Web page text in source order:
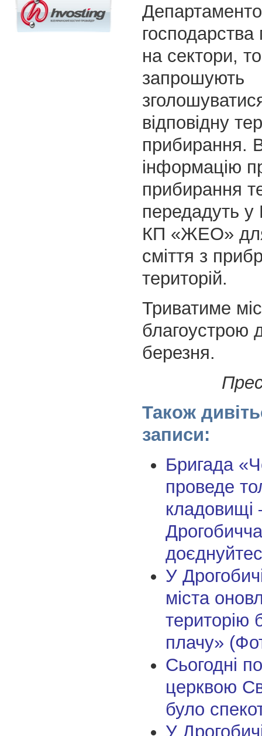
господарства
на сектори,
запрошують
відповідну
прибирання.
інформацію
прибирання
передадуть
КП «ЖЕО»
сміття з
територій.
Триватиме
благоустрою
березня.
Також
записи:
Бригада
проведе
У
міста
територію
плачу»
Сьогодні
церквою
було
У